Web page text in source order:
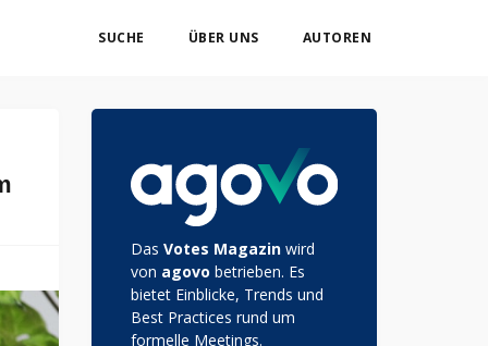
SUCHE ÜBER UNS AUTOREN
Das Votes Magazinwird
von agovo betrieben. Es
bietet Einblicke, Trends und
Best Practices rund um
formelle Meetings.